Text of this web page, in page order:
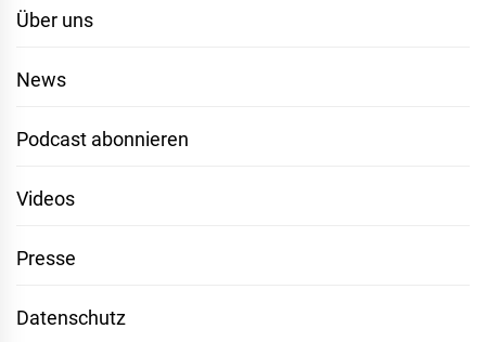
Über uns
News
Podcast abonnieren
Videos
Presse
Datenschutz